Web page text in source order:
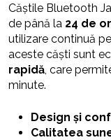
Căștile Bluetooth
de până la 24 de
utilizare continuă
aceste căști sunt
rapidă , care
minute.
Design și
Calitatea